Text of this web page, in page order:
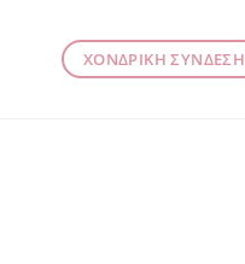
ΧΟΝΔΡΙΚΗ ΣΥΝΔΕΣΗ